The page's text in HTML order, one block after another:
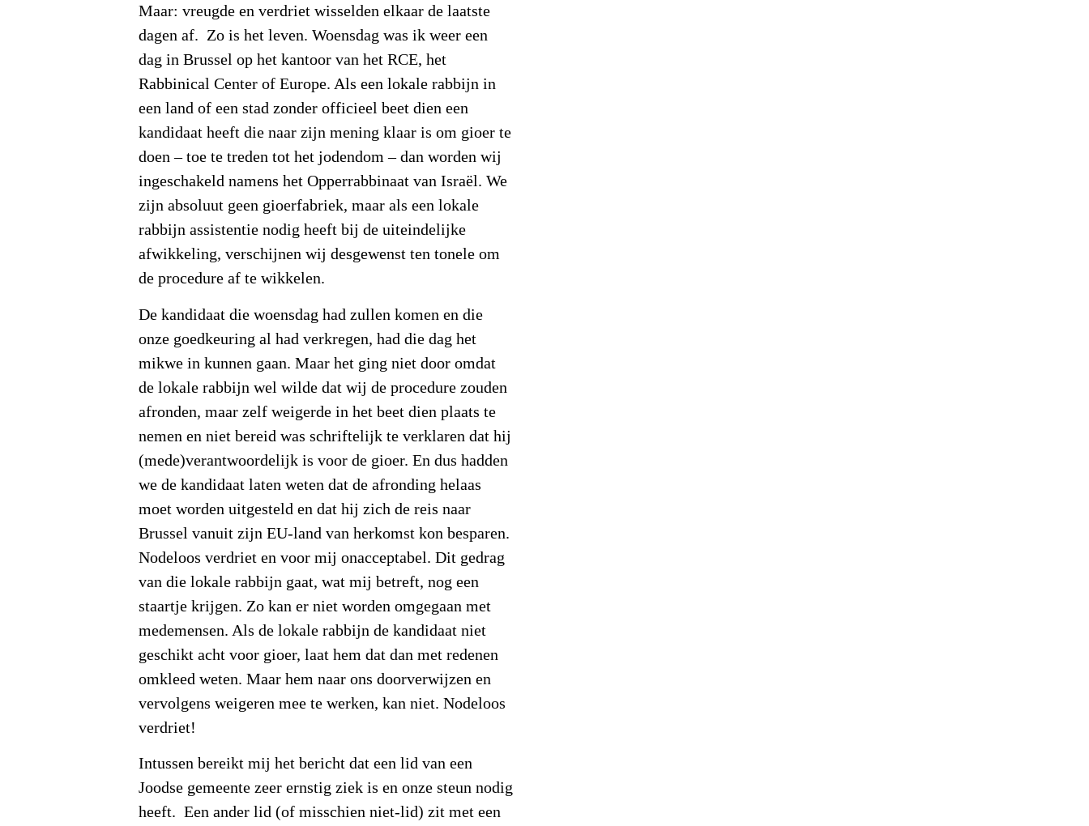
Maar: vreugde en verdriet wisselden elkaar de laatste
dagen af. Zo is het leven. Woensdag was ik weer een
dag in Brussel op het kantoor van het RCE, het
Rabbinical Center of Europe. Als een lokale rabbijn in
een land of een stad zonder officieel beet dien een
kandidaat heeft die naar zijn mening klaar is om gioer te
doen – toe te treden tot het jodendom – dan worden wij
ingeschakeld namens het Opperrabbinaat van Israël. We
zijn absoluut geen gioerfabriek, maar als een lokale
rabbijn assistentie nodig heeft bij de uiteindelijke
afwikkeling, verschijnen wij desgewenst ten tonele om
de procedure af te wikkelen.
De kandidaat die woensdag had zullen komen en die
onze goedkeuring al had verkregen, had die dag het
mikwe in kunnen gaan. Maar het ging niet door omdat
de lokale rabbijn wel wilde dat wij de procedure zouden
afronden, maar zelf weigerde in het beet dien plaats te
nemen en niet bereid was schriftelijk te verklaren dat hij
(mede)verantwoordelijk is voor de gioer. En dus hadden
we de kandidaat laten weten dat de afronding helaas
moet worden uitgesteld en dat hij zich de reis naar
Brussel vanuit zijn EU-land van herkomst kon besparen.
Nodeloos verdriet en voor mij onacceptabel. Dit gedrag
van die lokale rabbijn gaat, wat mij betreft, nog een
staartje krijgen. Zo kan er niet worden omgegaan met
medemensen. Als de lokale rabbijn de kandidaat niet
geschikt acht voor gioer, laat hem dat dan met redenen
omkleed weten. Maar hem naar ons doorverwijzen en
vervolgens weigeren mee te werken, kan niet. Nodeloos
verdriet!
Intussen bereikt mij het bericht dat een lid van een
Joodse gemeente zeer ernstig ziek is en onze steun nodig
heeft. Een ander lid (of misschien niet-lid) zit met een